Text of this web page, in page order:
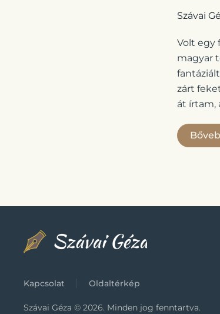
Szávai
Volt egy
magyar
zárt
át írtam,
Kapcsolat Oldaltérkép
Szávai Géza © 2026. Minden jog fenntartva.